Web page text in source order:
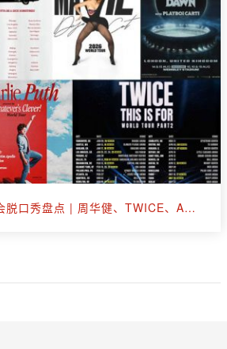
2026英国热门演唱会脱口秀盘点 | 周华健、TWICE、A妹、断眉、王嘉尔